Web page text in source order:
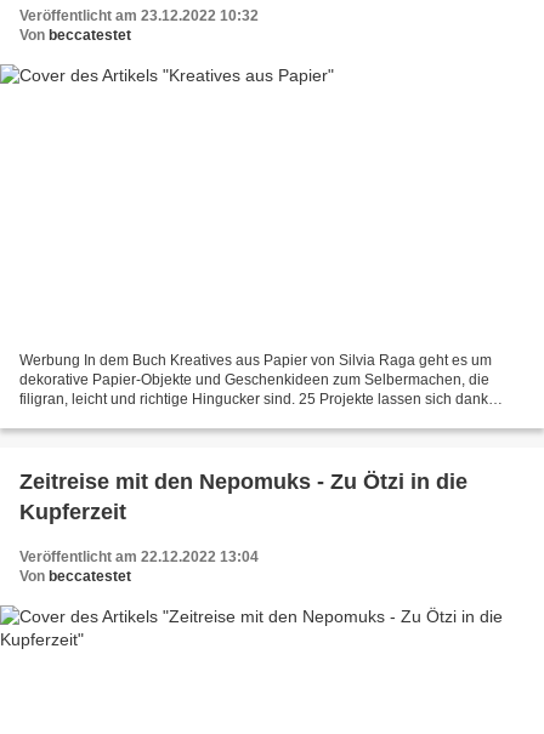
Veröffentlicht am 23.12.2022 10:32
Von beccatestet
Werbung In dem Buch Kreatives aus Papier von Silvia Raga geht es um
dekorative Papier-Objekte und Geschenkideen zum Selbermachen, die
filigran, leicht und richtige Hingucker sind. 25 Projekte lassen sich dank
Zeitreise mit den Nepomuks - Zu Ötzi in die
Kupferzeit
Veröffentlicht am 22.12.2022 13:04
Von beccatestet